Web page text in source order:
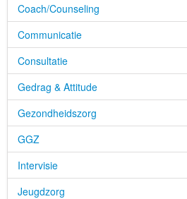
Coach/Counseling
Communicatie
Consultatie
Gedrag & Attitude
Gezondheidszorg
GGZ
Intervisie
Jeugdzorg